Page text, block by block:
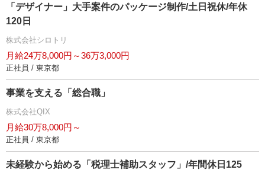
「デザイナー」大手案件のパッケージ制作/土日祝休/年休
120日
株式会社シロトリ
月給24万8,000円～36万3,000円
正社員 / 東京都
事業を支える「総合職」
株式会社QIX
月給30万8,000円～
正社員 / 東京都
未経験から始める「税理士補助スタッフ」/年間休日125